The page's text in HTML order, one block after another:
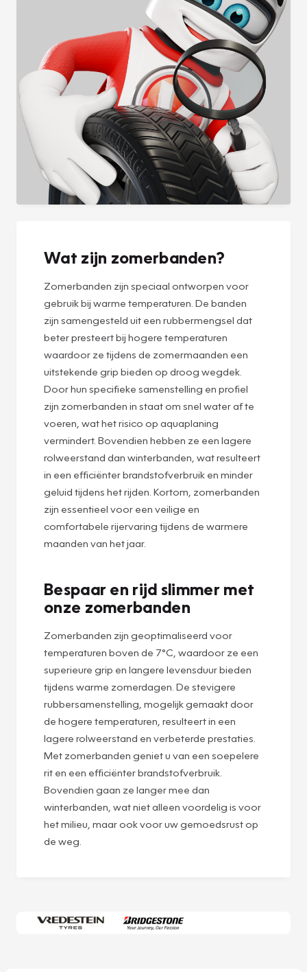
Wat zijn zomerbanden?
Zomerbanden zijn speciaal ontworpen voor
gebruik bij warme temperaturen. De banden
zijn samengesteld uit een rubbermengsel dat
beter presteert bij hogere temperaturen
waardoor ze tijdens de zomermaanden een
uitstekende grip bieden op droog wegdek.
Door hun specifieke samenstelling en profiel
zijn zomerbanden in staat om snel water af te
voeren, wat het risico op aquaplaning
vermindert. Bovendien hebben ze een lagere
rolweerstand dan winterbanden, wat resulteert
in een efficiënter brandstofverbruik en minder
geluid tijdens het rijden. Kortom, zomerbanden
zijn essentieel voor een veilige en
comfortabele rijervaring tijdens de warmere
maanden van het jaar.
Bespaar en rijd slimmer met
onze zomerbanden
Zomerbanden zijn geoptimaliseerd voor
temperaturen boven de 7°C, waardoor ze een
superieure grip en langere levensduur bieden
tijdens warme zomerdagen. De stevigere
rubbersamenstelling, mogelijk gemaakt door
de hogere temperaturen, resulteert in een
lagere rolweerstand en verbeterde prestaties.
Met zomerbanden geniet u van een soepelere
rit en een efficiënter brandstofverbruik.
Bovendien gaan ze langer mee dan
winterbanden, wat niet alleen voordelig is voor
het milieu, maar ook voor uw gemoedsrust op
de weg.